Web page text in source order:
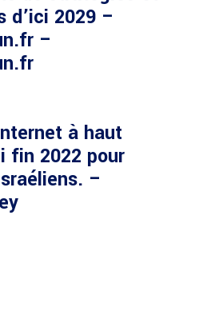
d’ici 2029 –
–
à haut
fin 2022 pour
–